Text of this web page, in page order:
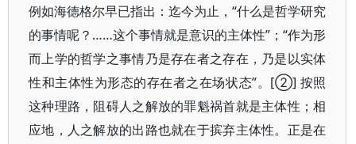
例如海德格尔早已指出：迄今为止，“什么是哲学研究
的事情呢？……这个事情就是意识的主体性”；“作为形
而上学的哲学之事情乃是存在者之存在，乃是以实体
性和主体性为形态的存在者之在场状态”。[②] 按照
这种理路，阻碍人之解放的罪魁祸首就是主体性；相
应地，人之解放的出路也就在于摈弃主体性。正是在